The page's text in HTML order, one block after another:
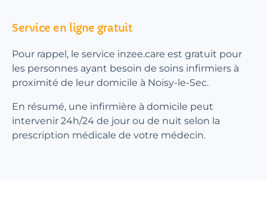
Service en ligne gratuit
Pour rappel, le service inzee.care est gratuit pour
les personnes ayant besoin de soins infirmiers à
proximité de leur domicile à Noisy-le-Sec.
En résumé, une infirmière à domicile peut
intervenir 24h/24 de jour ou de nuit selon la
prescription médicale de votre médecin.